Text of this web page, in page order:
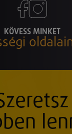
KÖVESS MINKET